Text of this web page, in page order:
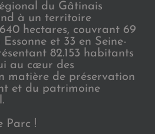
du Gâtinais
à un territoire
hectares, couvrant 69
et 33 en Seine-
82.153 habitants
au cœur des
matière de préservation
et du patrimoine
Parc !